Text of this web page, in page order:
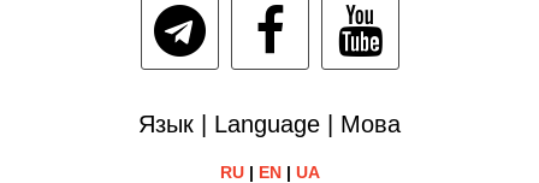
Язык | Language | Мова
RU| EN| UA